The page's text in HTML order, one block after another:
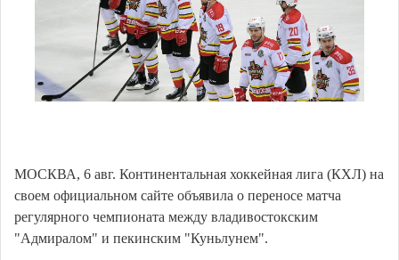
МОСКВА, 6 авг. Континентальная хоккейная лига (КХЛ) на
своем официальном сайте объявила о переносе матча
регулярного чемпионата между владивостокским
"Адмиралом" и пекинским "Куньлунем".